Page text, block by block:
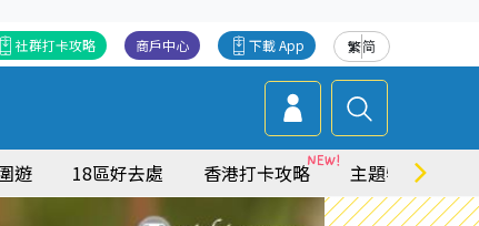
繁简
下載 App
商戶中心
社群打卡攻略
遊 18區好去處 香港打卡攻略 主題特集